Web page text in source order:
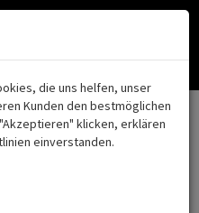
Alle Kategorien
FAHRZEUGTEILE
ist momentan leer.
() Fertig
sich damit einverstanden!
Datenschutz
die uns helfen, unser
Kunden den bestmöglichen
klicken, erklären
einverstanden.